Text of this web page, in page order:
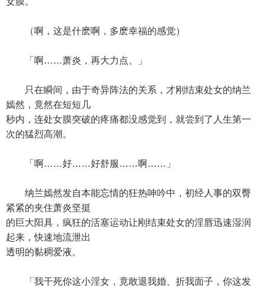
（啊，这是什麽啊，多麽幸福的感觉）
「啊……萧炎，再大力点。」
只在瞬间，由于奇异阵法的关系，才刚结束处女的纳兰
嫣然，竟然在短短几
秒内，连处女膜突破的疼痛都没感觉到，就尝到了人生第一
次的猛烈高潮。
「啊……好……好舒服……啊……」
纳兰嫣然发自本能忘情的狂热呻吟中，初经人事的双臀
紧紧的夹住萧炎坚挺
的巨大阳具，疯狂的活塞运动让刚结束处女的淫唇迅速湿润
起来，快速地流泄出
透明的黏稠爱液。
「我干死你这小淫女，竟敢退我婚、折我面子，你这发